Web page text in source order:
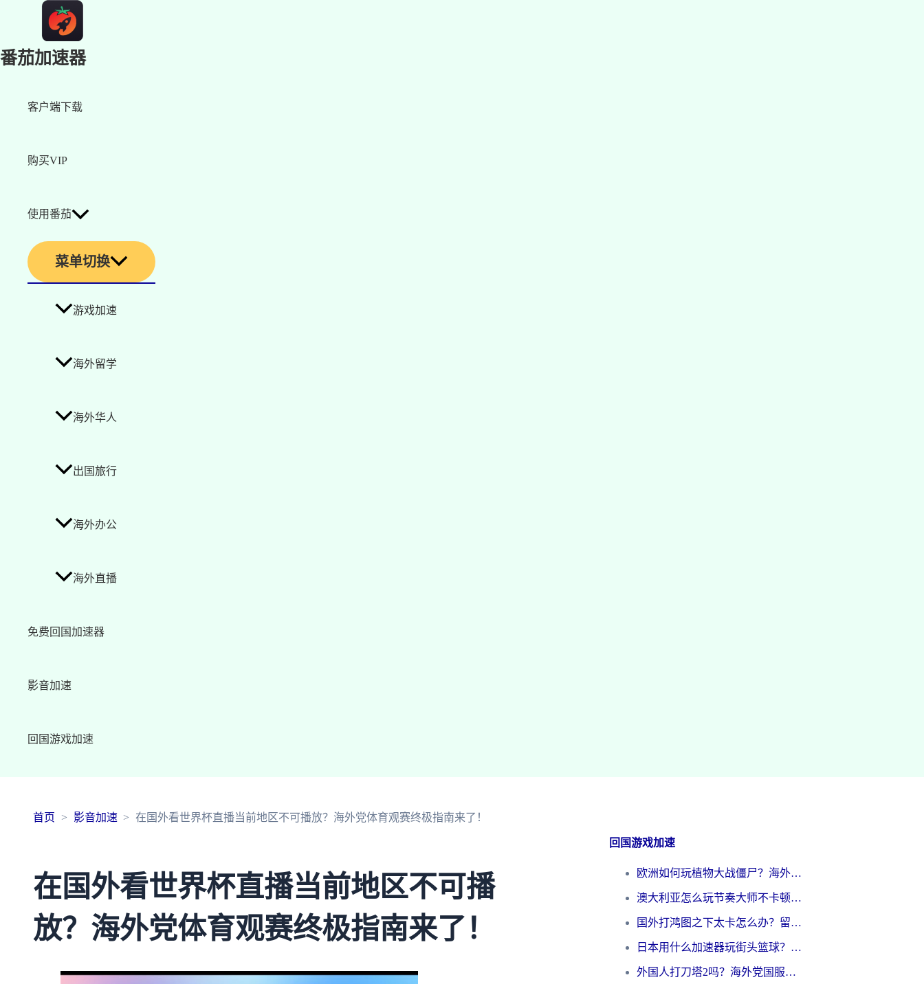
番茄加速器
客户端下载
购买VIP
使用番茄
菜单切换
游戏加速
海外留学
海外华人
出国旅行
海外办公
海外直播
免费回国加速器
影音加速
回国游戏加速
首页 影音加速 在国外看世界杯直播当前地区不可播放？海外党体育观赛终极指南来了！
在国外看世界杯直播当前地区不可播
放？海外党体育观赛终极指南来了！
回国游戏加速
欧洲如何玩植物大战僵尸？海外党国服游戏加速避坑指南（附实测对比）
澳大利亚怎么玩节奏大师不卡顿？海外党国服游戏加速终极指南
国外打鸿图之下太卡怎么办？留学生亲测有效的国服游戏加速方案
日本用什么加速器玩街头篮球？海外党国服游戏不卡顿的终极攻略
外国人打刀塔2吗？海外党国服游戏加速避坑全攻略